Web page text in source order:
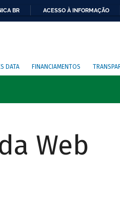
BR ACESSO À INFORMAÇÃO
DATA FINANCIAMENTOS
Web